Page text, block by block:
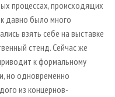
процессах, происходящих
давно было много
взять себе на выставке
стенд. Сейчас же
к формальному
но одновременно
из концернов-